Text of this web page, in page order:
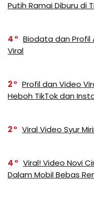
Putih Ramai Diburu di
4
Biodata dan Profil
Viral
2
Profil dan Video
Heboh TikTok dan
2 Viral Video Syur
4
Viral! Video Novi
Dalam Mobil Bebas